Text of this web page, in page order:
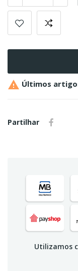
 Últimos
Partilhar
Utilizamos